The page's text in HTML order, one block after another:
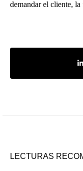
demandar el cliente,
LECTURAS